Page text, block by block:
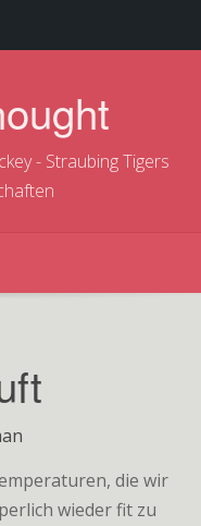
- Straubing Tigers
die wir
wieder fit zu